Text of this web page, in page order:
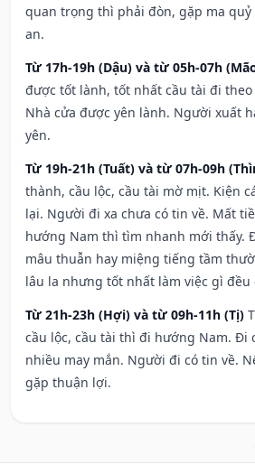
quan trọng thì phải đòn, gặp ma
an.
Từ 17h-19h (Dậu) và từ 05h-07h
được tốt lành, tốt nhất cầu tài đi theo
Nhà cửa được yên lành. Người xuất
yên.
Từ 19h-21h (Tuất) và từ 07h-09h
thành, cầu lộc, cầu tài mờ mịt. Kiện
lại. Người đi xa chưa có tin về. Mất
hướng Nam thì tìm nhanh mới thấy.
mâu thuẫn hay miệng tiếng tầm
lâu la nhưng tốt nhất làm việc gì đều
Từ 21h-23h (Hợi) và từ 09h-11h (Tị)
cầu lộc, cầu tài thì đi hướng Nam. Đi
nhiều may mắn. Người đi có tin về.
gặp thuận lợi.